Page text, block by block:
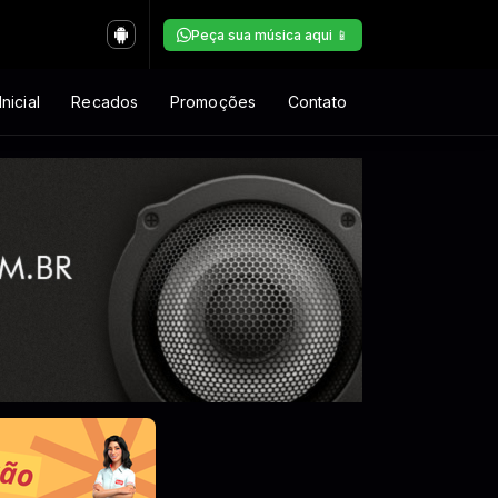
Peça sua música aqui 📱
Recados Promoções Contato